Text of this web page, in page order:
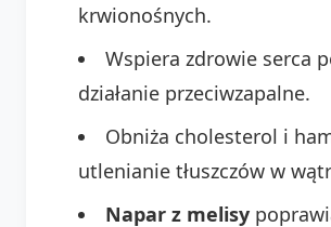
krwionośnych.
Wspiera zdrowie serca
działanie przeciwzapalne.
Obniża cholesterol i
utlenianie tłuszczów w
Napar z melisy